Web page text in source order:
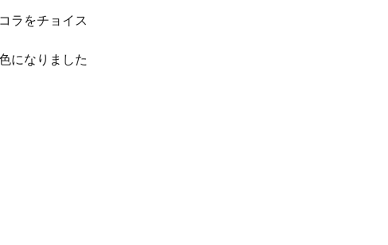
ラをチョイス
になりました